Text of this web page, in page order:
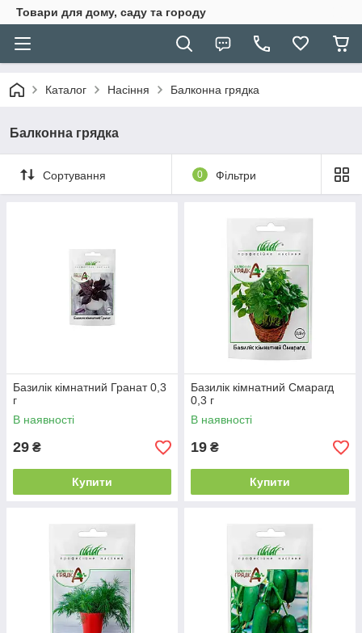
Товари для дому, саду та городу
Каталог Насіння Балконна грядка
Балконна грядка
Сортування 0 Фільтри
Базилік кімнатний Гранат 0,3
г
В наявності
29 ₴
Купити
Базилік кімнатний Смарагд
0,3 г
В наявності
19 ₴
Купити